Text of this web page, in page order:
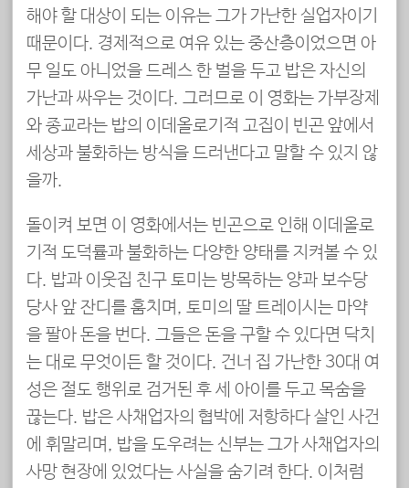
해야 할 대상이 되는 이유는 그가 가난한 실업자이기
때문이다. 경제적으로 여유 있는 중산층이었으면 아
무 일도 아니었을 드레스 한 벌을 두고 밥은 자신의
가난과 싸우는 것이다. 그러므로 이 영화는 가부장제
와 종교라는 밥의 이데올로기적 고집이 빈곤 앞에서
세상과 불화하는 방식을 드러낸다고 말할 수 있지 않
을까.
돌이켜 보면 이 영화에서는 빈곤으로 인해 이데올로
기적 도덕률과 불화하는 다양한 양태를 지켜볼 수 있
다. 밥과 이웃집 친구 토미는 방목하는 양과 보수당
당사 앞 잔디를 훔치며, 토미의 딸 트레이시는 마약
을 팔아 돈을 번다. 그들은 돈을 구할 수 있다면 닥치
는 대로 무엇이든 할 것이다. 건너 집 가난한 30대 여
성은 절도 행위로 검거된 후 세 아이를 두고 목숨을
끊는다. 밥은 사채업자의 협박에 저항하다 살인 사건
에 휘말리며, 밥을 도우려는 신부는 그가 사채업자의
사망 현장에 있었다는 사실을 숨기려 한다. 이처럼